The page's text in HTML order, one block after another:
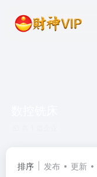
排序 发布 更新